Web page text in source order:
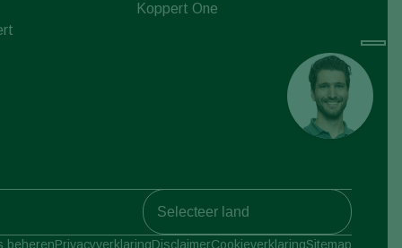
Koppert One
beherenPrivacyverklaringDisclaimerCookieverklaringSitemap